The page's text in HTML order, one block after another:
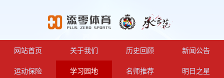
网站首页 关于我们
关于我们
历史回顾
组织培训
新闻公告
新闻
运动保险 学习园地 名师推荐 明日之星